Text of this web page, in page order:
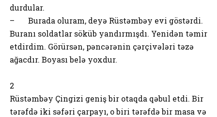
durdular.
– Burada oluram, deyə Rüstəmbəy evi göstərdi.
Buranı soldatlar söküb yandırmışdı. Yenidən təmir
etdirdim. Görürsən, pəncərənin çərçivələri təzə
ağacdır. Boyası belə yoxdur.
2
Rüstəmbəy Çingizi geniş bir otaqda qəbul etdi. Bir
tərəfdə iki səfəri çarpayı, o biri tərəfdə bir masa və